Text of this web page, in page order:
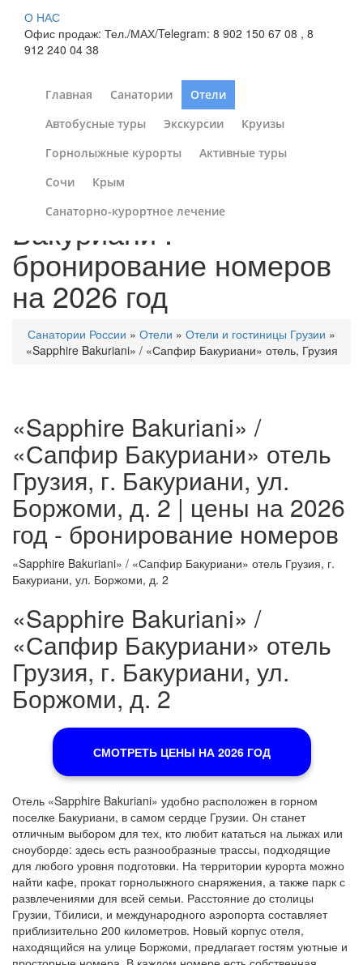
О НАС
Офис продаж: Тел./МАХ/Telegram: 8 902 150 67 08 , 8
912 240 04 38
Главная Санатории
Отели
Автобусные туры
Экскурсии
Круизы
Горнолыжные курорты
Активные туры
Сочи
Крым
Санаторно-курортное лечение
«Sapphire Bakuriani» /
«Сапфир Бакуриани»
отель, Грузия, г.
Бакуриани :
бронирование номеров
на 2026 год
Санатории России » Отели » Отели и гостиницы Грузии »
«Sapphire Bakuriani» / «Сапфир Бакуриани» отель, Грузия
«Sapphire Bakuriani» /
«Сапфир Бакуриани» отель
Грузия, г. Бакуриани, ул.
Боржоми, д. 2 | цены на 2026
год - бронирование номеров
«Sapphire Bakuriani» / «Сапфир Бакуриани» отель Грузия, г.
Бакуриани, ул. Боржоми, д. 2
«Sapphire Bakuriani» /
«Сапфир Бакуриани» отель
Грузия, г. Бакуриани, ул.
Боржоми, д. 2
СМОТРЕТЬ ЦЕНЫ НА 2026 ГОД
Отель «Sapphire Bakuriani» удобно расположен в горном
поселке Бакуриани, в самом сердце Грузии. Он станет
отличным выбором для тех, кто любит кататься на лыжах или
сноуборде: здесь есть разнообразные трассы, подходящие
для любого уровня подготовки. На территории курорта можно
найти кафе, прокат горнолыжного снаряжения, а также парк с
развлечениями для всей семьи. Расстояние до столицы
Грузии, Тбилиси, и международного аэропорта составляет
приблизительно 200 километров. Новый корпус отеля,
находящийся на улице Боржоми, предлагает гостям уютные и